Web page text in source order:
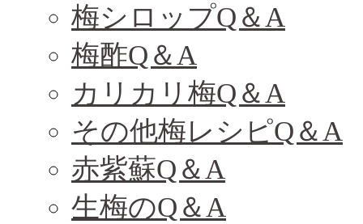
梅シロップQ＆A
梅酢Q＆A
カリカリ梅Q＆A
その他梅レシピQ＆A
赤紫蘇Q＆A
生梅のQ＆A